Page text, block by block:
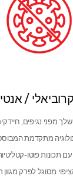
/
מפני נגיפים,
מתקדמת
תכונות פוטו-
מסוגל לפרק מגוון